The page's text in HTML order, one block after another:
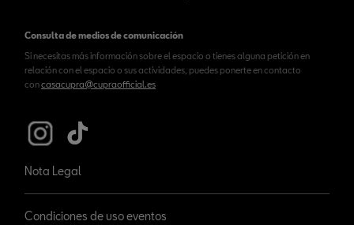
Consulta de medios de comunicación
Si necesitas más información sobre el espacio o tienes alguna petición en
relación con el espacio o sus actividades, puedes ponerte en contacto
concasacupra@cupraofficial.es
Nota Legal
Condiciones de uso eventos